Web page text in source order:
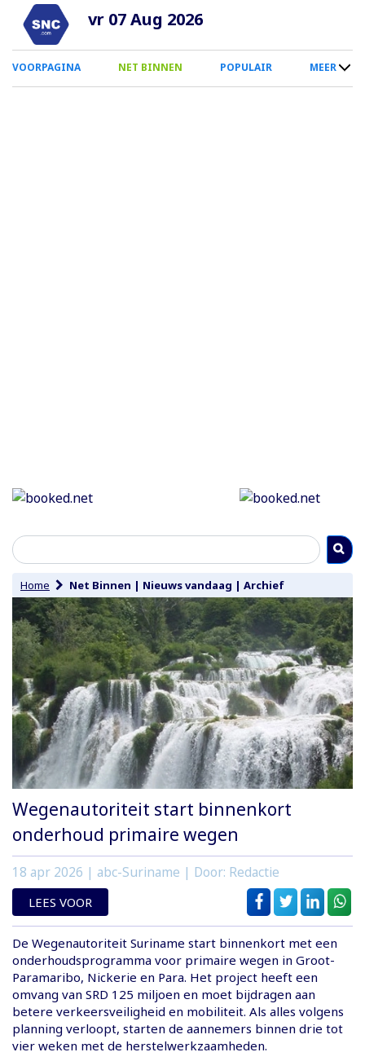
Overslaan
naar
inhoud
vr 07 Aug 2026
0
Smartphone
VOORPAGINA NET BINNEN POPULAIR MEER
Home Net Binnen | Nieuws vandaag | Archief
Wegenautoriteit start binnenkort
onderhoud primaire wegen
18 apr 2026 | abc-Suriname | Door: Redactie
LEES VOOR
De Wegenautoriteit Suriname start binnenkort met een
onderhoudsprogramma voor primaire wegen in Groot-
Paramaribo, Nickerie en Para. Het project heeft een
omvang van SRD 125 miljoen en moet bijdragen aan
betere verkeersveiligheid en mobiliteit. Als alles volgens
planning verloopt, starten de aannemers binnen drie tot
vier weken met de herstelwerkzaamheden.